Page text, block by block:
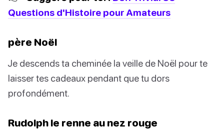
Questions d'Histoire pour Amateurs
père Noël
Je descends ta cheminée la veille de Noël pour te
laisser tes cadeaux pendant que tu dors
profondément.
Rudolph le renne au nez rouge